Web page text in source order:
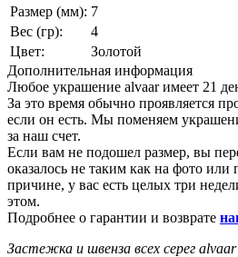
Размер (мм): 7
Вес (гр):
4
Цвет:
Золотой
Дополнительная информация
Любое украшение alvaar имеет 21
За это время обычно проявляется
если он есть. Мы поменяем
за наш счет.
Если вам не подошел размер, вы
оказалось не таким как на фото
причине, у вас есть целых три
этом.
Подробнее о гарантии и возврате
Застежка и швенза всех серег alvaar